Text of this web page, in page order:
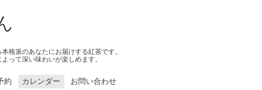
格派のあなたにお届けする紅茶です。
って深い味わいが楽しめます。
約 カレンダー
お問い合わせ